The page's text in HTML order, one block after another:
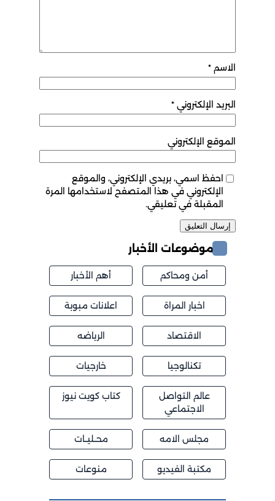
الاسم *
البريد الإلكتروني *
الموقع الإلكتروني
احفظ اسمي، بريدي الإلكتروني، والموقع
الإلكتروني في هذا المتصفح لاستخدامها المرة
المقبلة في تعليقي.
موضوعات الأخبار
أمن ومحاكم أهم الأخبار
اخبار المراة اعلانات مبوبة
الاقتصاد الرياضه
تكنالوجيا خارجيات
عالم التواصل
الاجتماعي
كتاب كويت نيوز
مجلس الامه محــليــات
مكتبة الفيديو منوعات